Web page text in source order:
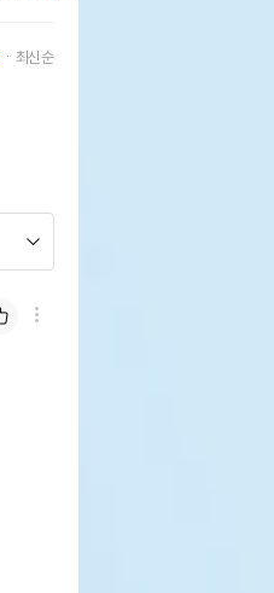
최신순